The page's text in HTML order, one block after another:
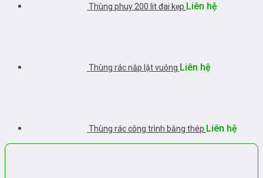
Thùng phuy 200 lit đai kẹp Liên hệ
Thùng rác nắp lật vuông Liên hệ
Thùng rác công trình bằng thép Liên hệ